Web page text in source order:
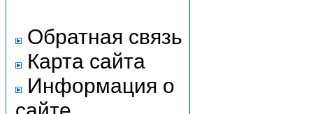
Обратная связь
Карта сайта
Информация о